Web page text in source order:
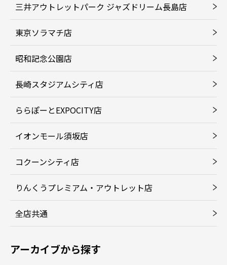
三井アウトレットパーク ジャズドリーム長島店
東京ソラマチ店
昭和記念公園店
長崎スタジアムシティ店
ららぽーとEXPOCITY店
イオンモール須坂店
コクーンシティ店
りんくうプレミアム・アウトレット店
全店共通
アーカイブから探す